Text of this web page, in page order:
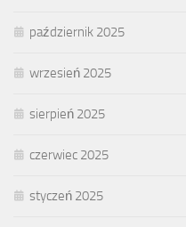
październik 2025
wrzesień 2025
sierpień 2025
czerwiec 2025
styczeń 2025